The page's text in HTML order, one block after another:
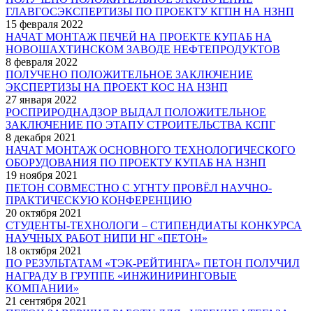
ГЛАВГОСЭКСПЕРТИЗЫ ПО ПРОЕКТУ КГПН НА НЗНП
15 февраля 2022
НАЧАТ МОНТАЖ ПЕЧЕЙ НА ПРОЕКТЕ КУПАБ НА
НОВОШАХТИНСКОМ ЗАВОДЕ НЕФТЕПРОДУКТОВ
8 февраля 2022
ПОЛУЧЕНО ПОЛОЖИТЕЛЬНОЕ ЗАКЛЮЧЕНИЕ
ЭКСПЕРТИЗЫ НА ПРОЕКТ КОС НА НЗНП
27 января 2022
РОСПРИРОДНАДЗОР ВЫДАЛ ПОЛОЖИТЕЛЬНОЕ
ЗАКЛЮЧЕНИЕ ПО ЭТАПУ СТРОИТЕЛЬСТВА КСПГ
8 декабря 2021
НАЧАТ МОНТАЖ ОСНОВНОГО ТЕХНОЛОГИЧЕСКОГО
ОБОРУДОВАНИЯ ПО ПРОЕКТУ КУПАБ НА НЗНП
19 ноября 2021
ПЕТОН СОВМЕСТНО С УГНТУ ПРОВЁЛ НАУЧНО-
ПРАКТИЧЕСКУЮ КОНФЕРЕНЦИЮ
20 октября 2021
СТУДЕНТЫ-ТЕХНОЛОГИ – СТИПЕНДИАТЫ КОНКУРСА
НАУЧНЫХ РАБОТ НИПИ НГ «ПЕТОН»
18 октября 2021
ПО РЕЗУЛЬТАТАМ «ТЭК-РЕЙТИНГА» ПЕТОН ПОЛУЧИЛ
НАГРАДУ В ГРУППЕ «ИНЖИНИРИНГОВЫЕ
КОМПАНИИ»
21 сентября 2021